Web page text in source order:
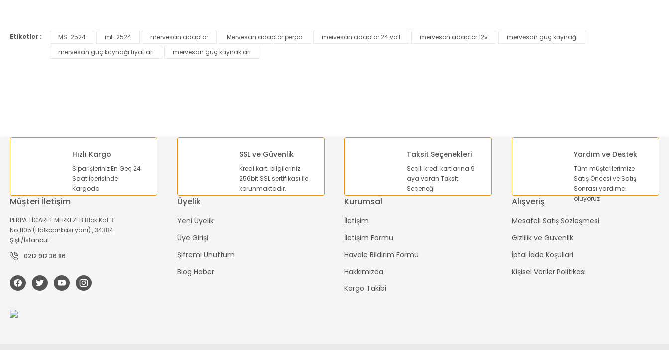
Ürün resmi kalitesiz, bozuk veya görüntülenemiyor.
Ürün açıklamasında eksik bilgiler bulunuyor.
Etiketler : MS-2524 mt-2524 mervesan adaptör Mervesan adaptör perpa mervesan adaptör 24 volt mervesan adaptör 12v
mervesan güç kaynağı
mervesan güç kaynağı fiyatları
mervesan güç kaynakları
Hızlı Kargo
Siparişleriniz En Geç 24
Saat İçerisinde
Kargoda
SSL ve Güvenlik
Kredi kartı bilgileriniz
256bit SSL sertifikası ile
korunmaktadır.
Taksit Seçenekleri
Seçili kredi kartlarına 9
aya varan Taksit
Seçeneği
Yardım ve Destek
Tüm müşterilerimize
Satış Öncesi ve Satış
Sonrası yardımcı
oluyoruz
Müşteri İletişim
PERPA TİCARET MERKEZİ B Blok Kat:8
No:1105 (Halkbankası yanı) , 34384
Şişli/İstanbul
0212 912 36 86
Üyelik
Yeni Üyelik
Üye Girişi
Şifremi Unuttum
Blog Haber
Kurumsal
İletişim
İletişim Formu
Havale Bildirim Formu
Hakkımızda
Kargo Takibi
Alışveriş
Mesafeli Satış Sözleşmesi
Gizlilik ve Güvenlik
İptal İade Koşullari
Kişisel Veriler Politikası